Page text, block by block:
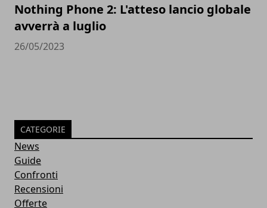
Nothing Phone 2: L'atteso lancio globale
avverrà a luglio
26/05/2023
CATEGORIE
News
Guide
Confronti
Recensioni
Offerte